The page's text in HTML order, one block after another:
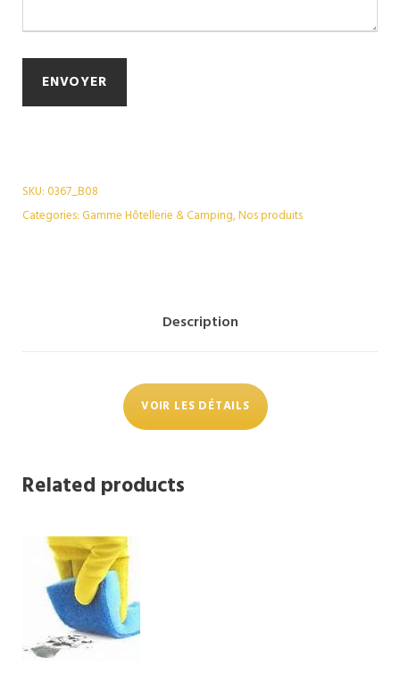
SKU: 0367_B08
Categories: Gamme Hôtellerie & Camping,Nos produits
Description
VOIR LES DÉTAILS
Related products